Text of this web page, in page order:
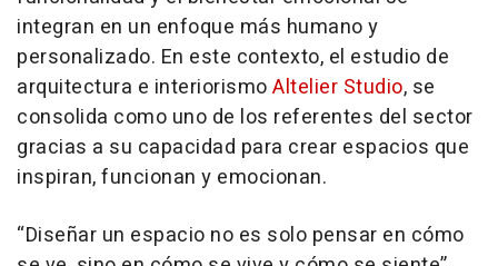
integran en un enfoque más humano y
personalizado. En este contexto, el estudio de
arquitectura e interiorismoAltelier Studio, se
consolida como uno de los referentes del sector
gracias a su capacidad para crear espacios que
inspiran, funcionan y emocionan.
“Diseñar un espacio no es solo pensar en cómo